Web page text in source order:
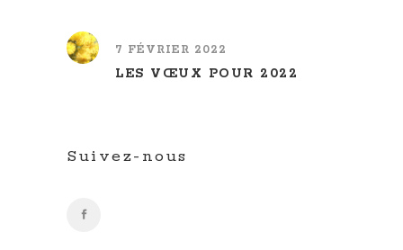
7 FÉVRIER 2022
LES VŒUX POUR 2022
Suivez-nous